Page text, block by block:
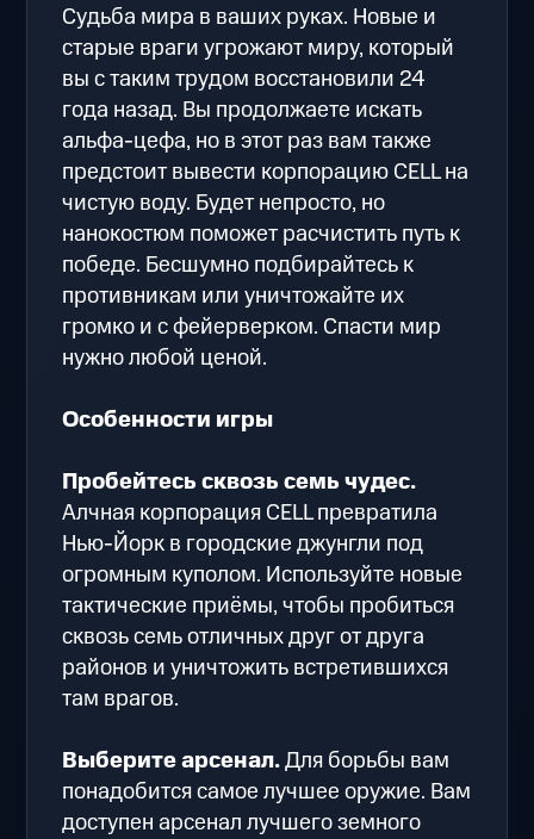
Судьба мира в ваших руках. Новые и
старые враги угрожают миру, который
вы с таким трудом восстановили 24
года назад. Вы продолжаете искать
альфа-цефа, но в этот раз вам также
предстоит вывести корпорацию CELL на
чистую воду. Будет непросто, но
нанокостюм поможет расчистить путь к
победе. Бесшумно подбирайтесь к
противникам или уничтожайте их
громко и с фейерверком. Спасти мир
нужно любой ценой.
Особенности игры
Пробейтесь сквозь семь чудес.
Алчная корпорация CELL превратила
Нью-Йорк в городские джунгли под
огромным куполом. Используйте новые
тактические приёмы, чтобы пробиться
сквозь семь отличных друг от друга
районов и уничтожить встретившихся
там врагов.
Выберите арсенал.Для борьбы вам
понадобится самое лучшее оружие. Вам
доступен арсенал лучшего земного